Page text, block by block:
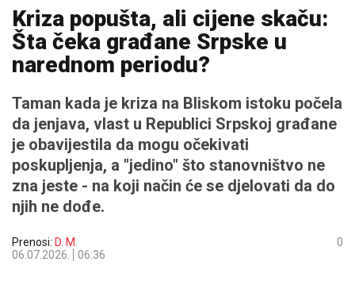
Kriza popušta, ali cijene skaču:
Šta čeka građane Srpske u
narednom periodu?
Taman kada je kriza na Bliskom istoku počela
da jenjava, vlast u Republici Srpskoj građane
je obavijestila da mogu očekivati
poskupljenja, a "jedino" što stanovništvo ne
zna jeste - na koji način će se djelovati da do
njih ne dođe.
Prenosi: D. M.
06.07.2026.
06:36
0